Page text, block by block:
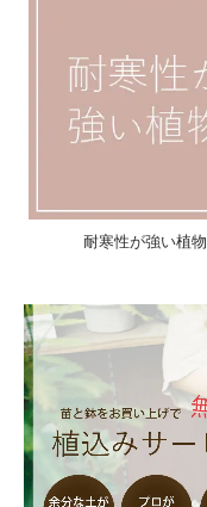
耐寒性が強い植物